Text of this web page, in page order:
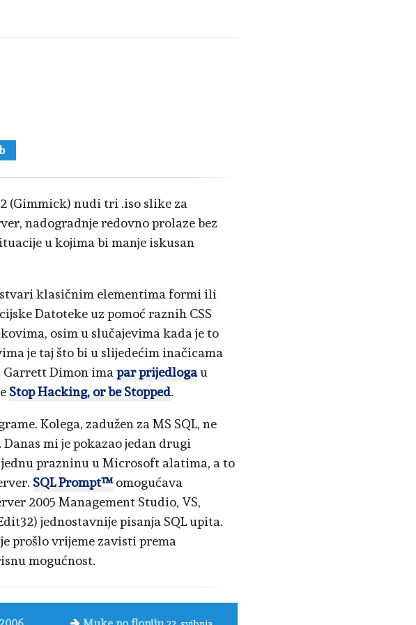
(Gimmick) nudi tri .iso slike za
nadogradnje redovno prolaze bez
u kojima bi manje iskusan
klasičnim elementima formi ili
Datoteke uz pomoć raznih CSS
osim u slučajevima kada je to
je taj što bi u slijedećim inačicama
Garrett Dimon ima par prijedlogau
Stop Hacking, or be Stopped.
Kolega, zadužen za MS SQL, ne
mi je pokazao jedan drugi
prazninu u Microsoft alatima, a to
SQL Prompt™omogućava
2005 Management Studio, VS,
jednostavnije pisanja SQL upita.
prošlo vrijeme zavisti prema
mogućnost.